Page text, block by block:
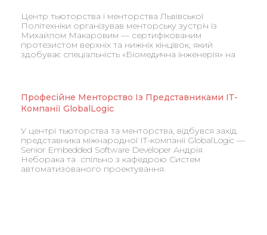
Центр тьюторства і менторства Львівської
Політехніки організував менторську зустріч із
Михайлом Макаровим — сертифікованим
протезистом верхніх та нижніх кінцівок, який
здобуває спеціальність «Біомедична інженерія» на
Професійне Менторство Із Представниками ІТ-
Компанії GlobalLogic
У центрі тьюторства та менторства, відбувся захід
представника міжнародної ІТ-компанії GlobalLogic —
Senior Embedded Software Developer Андрія
Неборака та спільно з кафедрою Систем
автоматизованого проектування.